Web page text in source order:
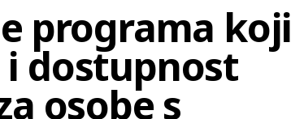
programa koji
dostupnost
osobe s